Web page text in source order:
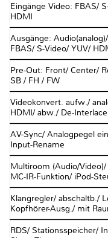
Eingänge Video: FBAS/
HDMI
Ausgänge:
FBAS/ S-Video/ YUV/
Pre-Out: Front/ Center/
SB / FH / FW
Videokonvert. aufw./
HDMI/ abw./ De-
AV-Sync/ Analogpegel
Input-Rename
Multiroom (Audio/
MC-IR-Funktion/ iPod-
Klangregler/ abschaltb./
Kopfhörer-Ausg./ mit
RDS/ Stationsspeicher/